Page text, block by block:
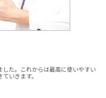
た。これからは最高に使いやすい
いきます。